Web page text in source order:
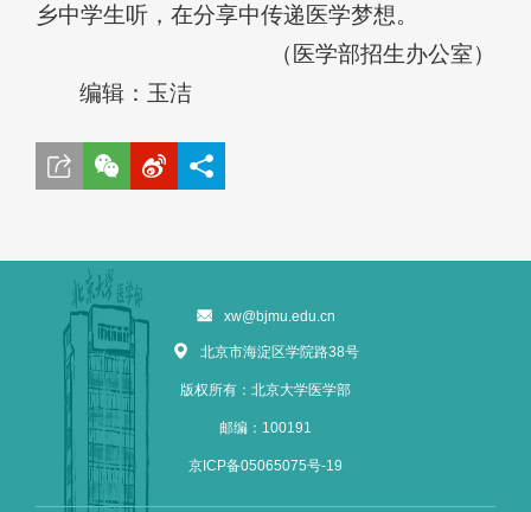
乡中学生听，在分享中传递医学梦想。
（医学部招生办公室）
编辑：玉洁
xw@bjmu.edu.cn
北京市海淀区学院路38号
版权所有：北京大学医学部
邮编：100191
京ICP备05065075号-19